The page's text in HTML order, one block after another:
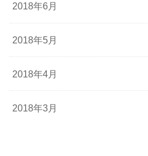
2018年6月
2018年5月
2018年4月
2018年3月